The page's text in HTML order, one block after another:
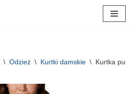
\ Odzież \ Kurtki damskie \ Kurtka